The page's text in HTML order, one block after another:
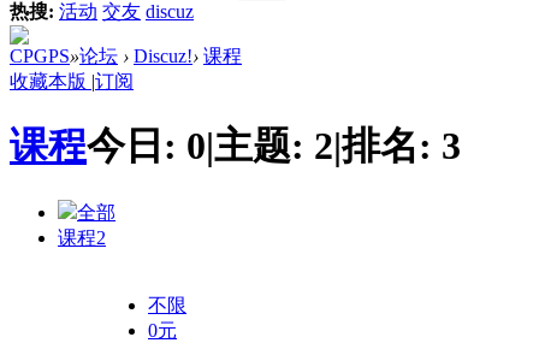
热搜: 活动 交友 discuz
CPGPS»论坛 › Discuz!› 课程
收藏本版 |订阅
课程今日: 0|主题: 2|排名: 3
全部
课程2
不限
0元